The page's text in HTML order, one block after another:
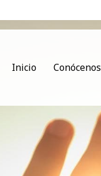
Inicio Conócenos